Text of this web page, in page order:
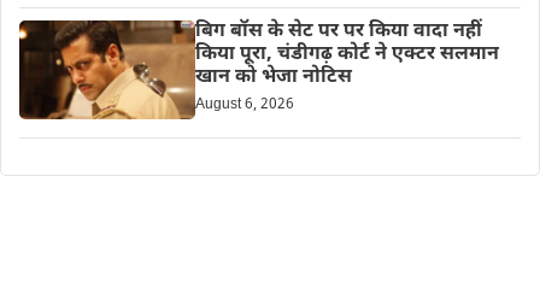
बिग बॉस के सेट पर पर किया वादा नहीं
किया पूरा, चंडीगढ़ कोर्ट ने एक्टर सलमान
खान को भेजा नोटिस
August 6, 2026